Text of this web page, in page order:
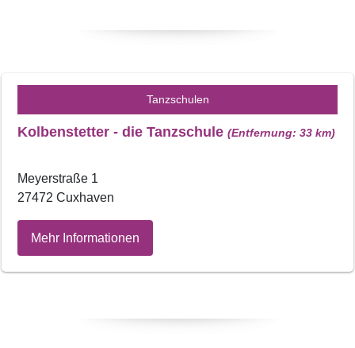
Tanzschulen
Kolbenstetter - die Tanzschule (Entfernung: 33 km)
Meyerstraße 1
27472 Cuxhaven
Mehr Informationen